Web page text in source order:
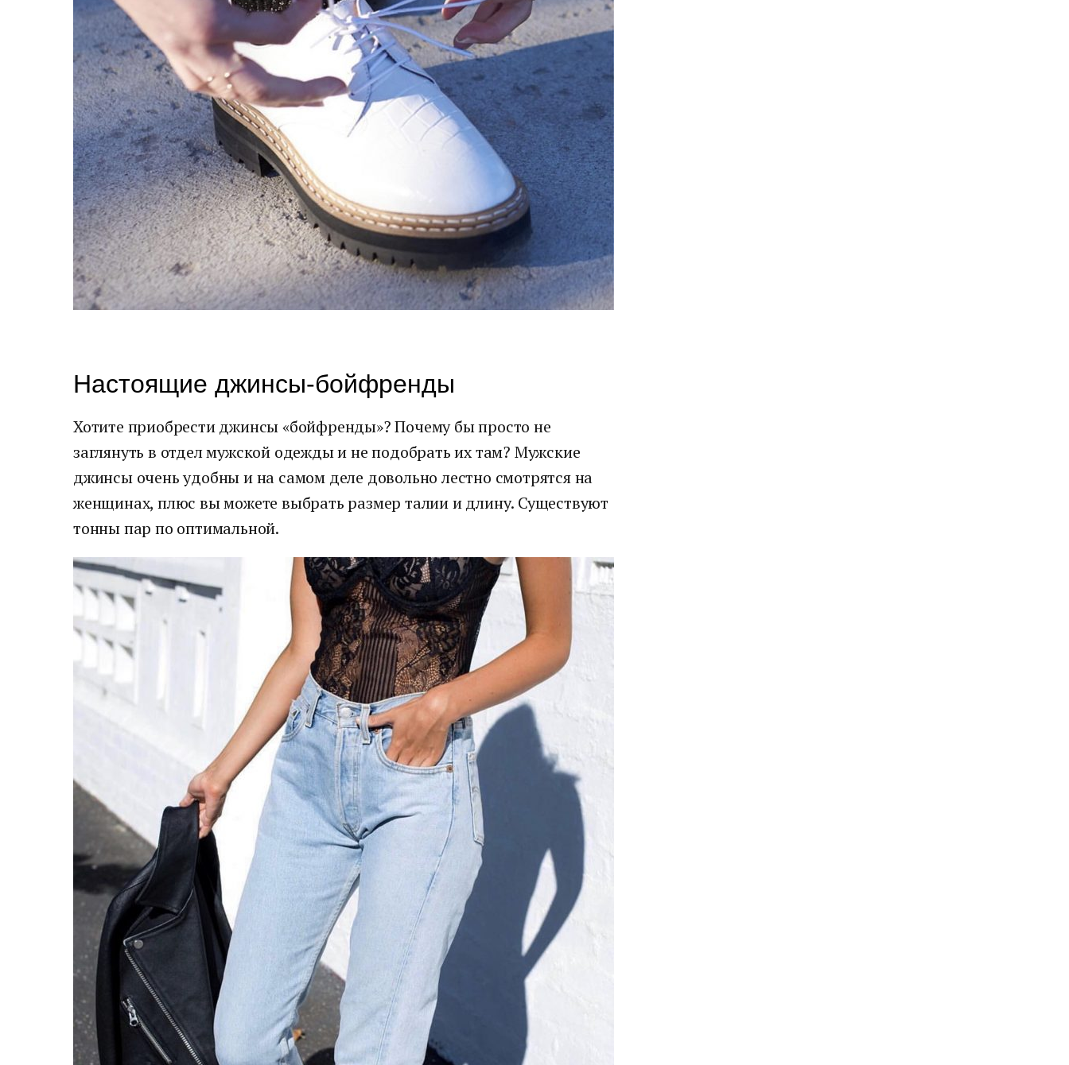
Настоящие джинсы-бойфренды
Хотите приобрести джинсы «бойфренды»? Почему бы просто не
заглянуть в отдел мужской одежды и не подобрать их там? Мужские
джинсы очень удобны и на самом деле довольно лестно смотрятся на
женщинах, плюс вы можете выбрать размер талии и длину. Существуют
тонны пар по оптимальной.